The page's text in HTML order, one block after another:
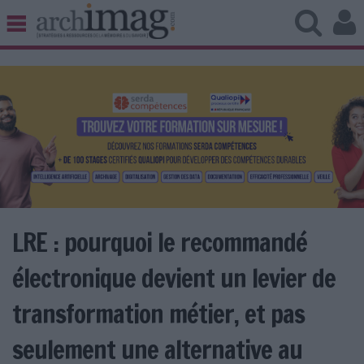
BIBLIOTHÈQUE ÉDITION
UNIVERS DATA
TRAVAIL COLLABORATIF
VIE NUMÉRIQUE
NUMÉRIQUE RESPONSABLE
LES NEWSLETTERS
LE MAGAZINE
LRE : pourquoi le recommandé
électronique devient un levier de
transformation métier, et pas
seulement une alternative au